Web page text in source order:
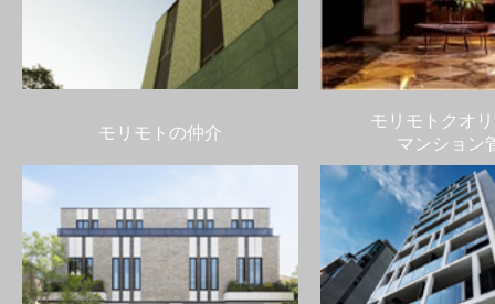
モリモトの仲介
モリモトクオ
マンション